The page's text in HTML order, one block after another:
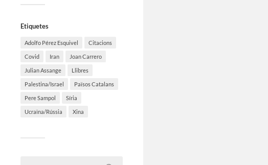
Etiquetes
Adolfo Pérez Esquivel Citacions
Covid Iran Joan Carrero
Julian Assange Llibres
Palestina/Israel Països Catalans
Pere Sampol Síria
Ucraïna/Rússia Xina